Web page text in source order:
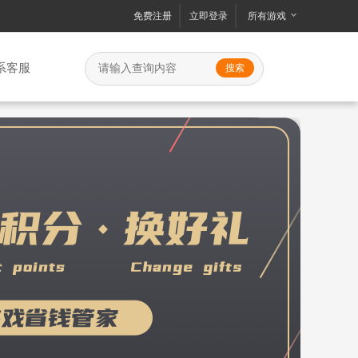
所有游戏
立即登录
免费注册
客服